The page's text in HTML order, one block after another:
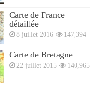
Carte de France
détaillée
8 juillet 2016 147,394
Carte de Bretagne
22 juillet 2015 140,965